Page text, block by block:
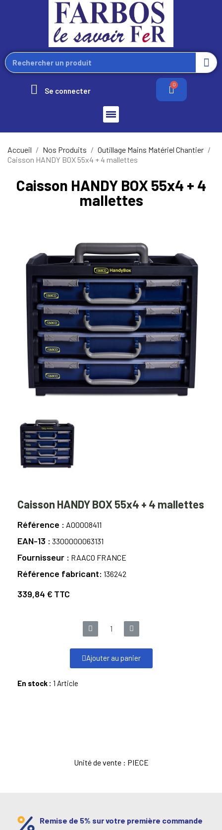
Se connecter
Accueil Nos Produits
Outillage Mains Matériel Chantier
Caisson HANDY BOX 55x4 + 4 mallettes
Caisson HANDY BOX 55x4 + 4
mallettes
Caisson HANDY BOX 55x4 + 4 mallettes
Référence A00008411
EAN-13 3300000063131
Fournisseur RAACO FRANCE
Référence fabricant 136242
339,84 € TTC
Ajouter au panier
En stock : 1 Article
Unité de vente : PIECE
Remise de 5% sur votre première commande